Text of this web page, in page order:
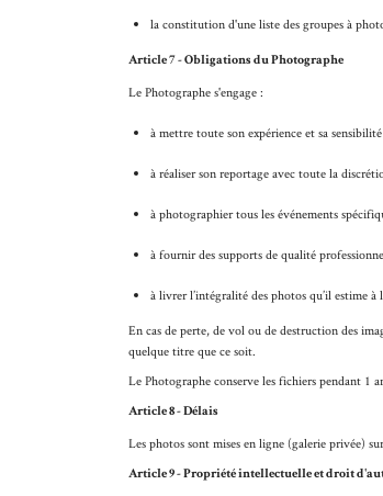
la constitution d'une liste des groupes à
Article 7 - Obligations du Photographe
Le Photographe s'engage :
à mettre toute son expérience et sa
à réaliser son reportage avec toute la
à photographier tous les événements
à fournir des supports de qualité
à livrer l’intégralité des photos qu’il estime
En cas de perte, de vol ou de destruction des
quelque titre que ce soit.
Le Photographe conserve les fichiers pendant 1
Article 8 - Délais
Les photos sont mises en ligne (galerie privée)
Article 9 - Propriété intellectuelle et droit